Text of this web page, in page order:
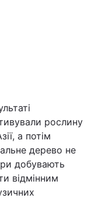
рослину
а потім
дерево не
добувають
відмінним